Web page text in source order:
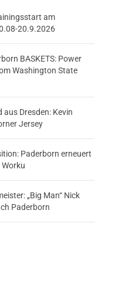
am
20.9.2026
BASKETS: Power
Washington State
aus Dresden: Kevin
Jersey
Paderborn erneuert
„Big Man“ Nick
Paderborn